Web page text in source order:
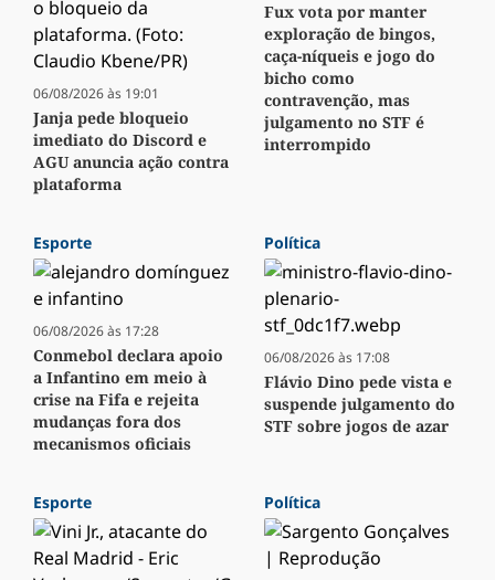
06/08/2026 às 19:01
Janja pede bloqueio
imediato do Discord e
AGU anuncia ação contra
plataforma
Fux vota por manter
exploração de bingos,
caça-níqueis e jogo do
bicho como
contravenção, mas
julgamento no STF é
interrompido
Esporte
06/08/2026 às 17:28
Conmebol declara apoio
a Infantino em meio à
crise na Fifa e rejeita
mudanças fora dos
mecanismos oficiais
Política
06/08/2026 às 17:08
Flávio Dino pede vista e
suspende julgamento do
STF sobre jogos de azar
Esporte Política